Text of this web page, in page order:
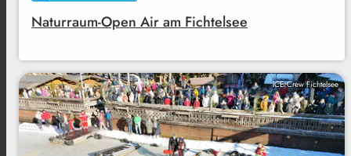
Naturraum-Open Air am Fichtelsee
ICE Crew Fichtelsee